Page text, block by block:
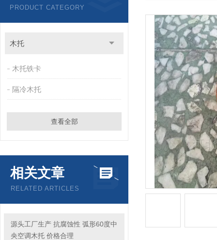
PRODUCT CATEGORY
木托
木托铁卡
隔冷木托
查看全部
相关文章
RELATED ARTICLES
源头工厂生产 抗腐蚀性 弧形60度中
央空调木托 价格合理